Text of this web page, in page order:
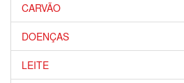
CARVÃO
DOENÇAS
LEITE